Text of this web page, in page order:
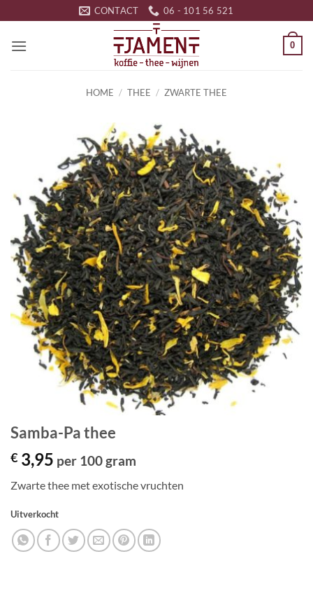
naar
inhoud
CONTACT 06 - 101 56 521
0
HOME / THEE / ZWARTE THEE
Samba-Pa thee
€ 3,95 per 100 gram
Zwarte thee met exotische vruchten
Uitverkocht